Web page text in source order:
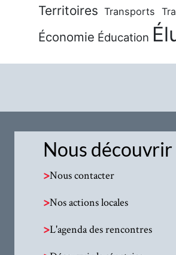
Territoires Transports
Économie Éducation
Nous découvrir
>Nous contacter
>Nos actions locales
>L'agenda des rencontres